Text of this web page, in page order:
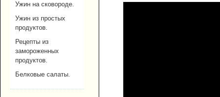
Ужин на сковороде.
Ужин из простых
продуктов.
Рецепты из
замороженных
продуктов.
Белковые салаты.